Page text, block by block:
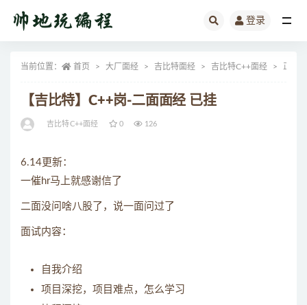
登录
当前位置： 首页 大厂面经 吉比特面经 吉比特C++面经 正文
【吉比特】C++岗-二面面经 已挂
吉比特C++面经 0 126
6.14更新：
一催hr马上就感谢信了
二面没问啥八股了，说一面问过了
面试内容：
自我介绍
项目深挖，项目难点，怎么学习